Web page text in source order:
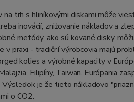
na trh s hliníkovými diskami môže
inovácií, znižovanie nákladov a
metódy, ako sú kované disky,
v praxi - tradiční výrobcovia majú
kolies a výrobné kapacity v
Filipíny, Taiwan. Európania
Výsledok je že tieto nákladovo
o CO2.